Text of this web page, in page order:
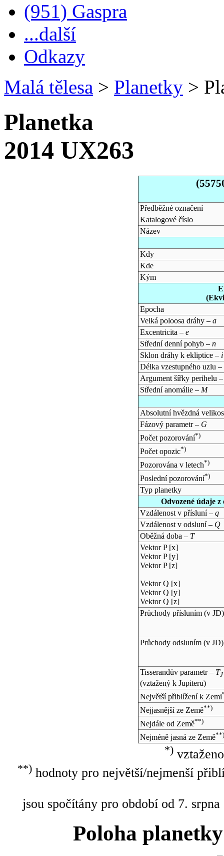
(951) Gaspra
...další
Odkazy
Malá tělesa > Planetky >
Planetka
2014 UX263
Předběžné označení
Katalogové číslo
Název
Kdy
Kde
Kým
Epocha
Velká poloosa dráhy – a
Excentricita – e
Střední denní pohyb – n
Sklon dráhy k ekliptice – i
Délka vzestupného uzlu –
Argument šířky perihelu
Střední anomálie – M
Absolutní hvězdná
Fázový parametr – G
Počet pozorování*)
Počet opozic*)
Pozorována v letech*)
Poslední pozorování*)
Typ planetky
Odvozené údaje
Vzdálenost v přísluní – q
Vzdálenost v odsluní – Q
Oběžná doba – T
Vektor P [x]
Vektor P [y]
Vektor P [z]
Vektor Q [x]
Vektor Q [y]
Vektor Q [z]
Průchody přísluním (v JD)
Průchody odsluním (v JD)
Tisserandův parametr – TJ
(vztažený k Jupiteru)
Největší přiblížení k Zemi
Nejjasnější ze Země**)
Nejdále od Země**)
Nejméně jasná ze Země**)
*)
**)hodnoty pro největší/nejmenší
jsou spočítány pro období od 7.
Poloha